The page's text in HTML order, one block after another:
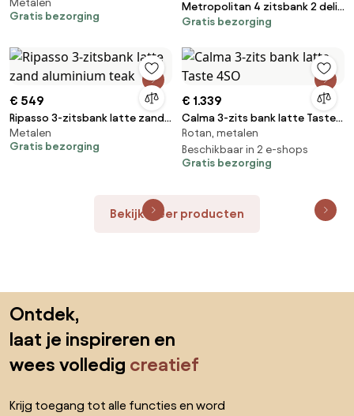
aluminium latte zand
Metalen
Gratis bezorging
Metropolitan 4 zitsbank 2 delig
latte 4 Seasons Outdoor
Gratis bezorging
€ 549
Ripasso 3-zitsbank latte zand
aluminium teak
Metalen
Gratis bezorging
€ 1.339
Calma 3-zits bank latte Taste
4SO
Rotan, metalen
Beschikbaar in 2 e-shops
Gratis bezorging
Bekijk meer producten
Ontdek,
laat je inspireren en
wees volledig creatief
Krijg toegang tot alle functies en word